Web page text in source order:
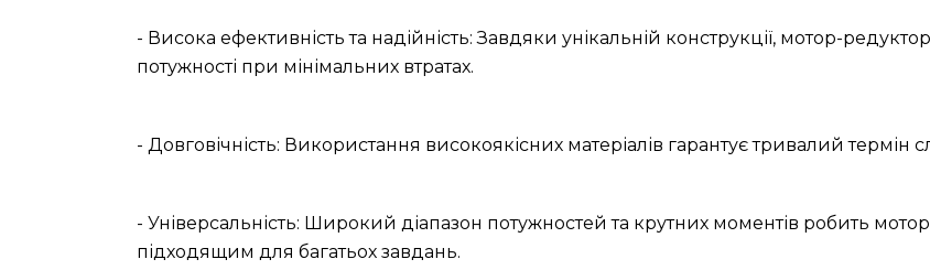
- Висока ефективність та надійність: Завдяки унікальній конструкції, мотор-редуктор
потужності при мінімальних втратах.
- Довговічність: Використання високоякісних матеріалів гарантує тривалий термін
- Універсальність: Широкий діапазон потужностей та крутних моментів робить
підходящим для багатьох завдань.